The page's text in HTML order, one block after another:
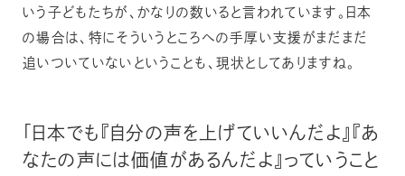
いう子どもたちが、かなりの数いると言われています。日本
の場合は、特にそういうところへの手厚い支援がまだまだ
追いついていないということも、現状としてありますね。
「日本でも『自分の声を上げていいんだよ』『あ
なたの声には価値があるんだよ』っていうこと